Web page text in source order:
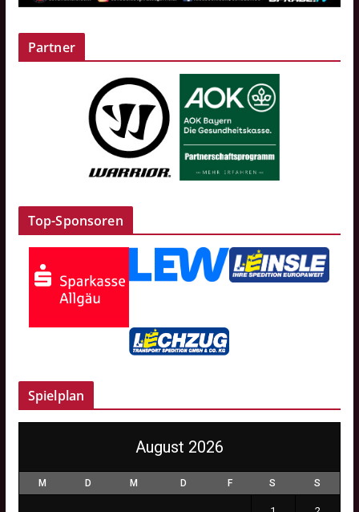
Partner
Top-Sponsoren
Spielplan
August 2026
M D M D F S S